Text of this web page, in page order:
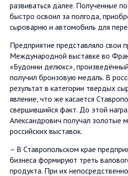
развиваться далее. Полученные
быстро освоил за полгода,
сыроварню и автомобиль для
Предприятие представляло свои
Международной выставке во
«Будонни делюкс»,
получил бронзовую медаль. В
результат в категории твердых
явление, что же касается
свершившийся факт. До этой
Александрович получал золотые
российских выставок.
– В Ставропольском крае
бизнеса формируют треть
продукта. При их